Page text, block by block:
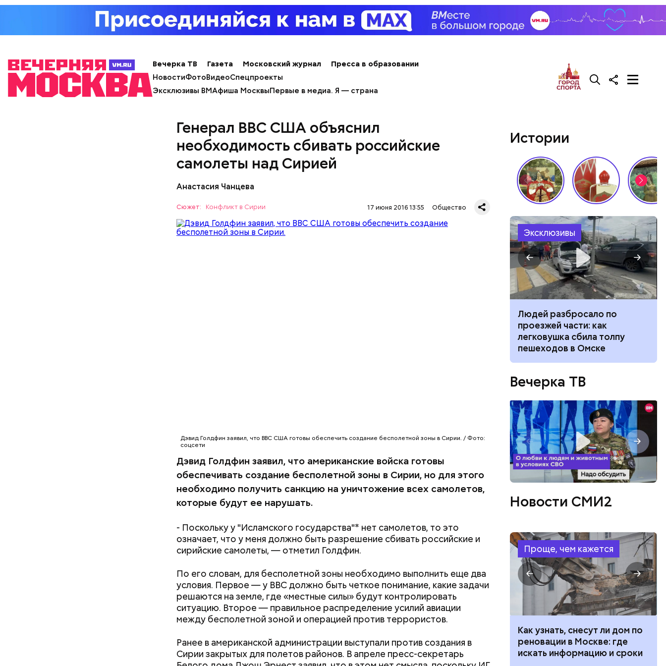
Вечерка ТВ Газета Московский журнал
Пресса в образовании
НовостиФотоВидеоСпецпроекты
Эксклюзивы ВМАфиша МосквыПервые в медиа. Я — страна
Генерал ВВС США объяснил
необходимость сбивать российские
самолеты над Сирией
Анастасия Чанцева
Сюжет: Конфликт в Сирии 17 июня 2016 13:55 Общество
Дэвид Голдфин заявил, что ВВС США готовы обеспечить создание бесполетной зоны в Сирии. / Фото:
соцсети
Дэвид Голдфин заявил, что американские войска готовы
обеспечивать создание бесполетной зоны в Сирии, но для этого
необходимо получить санкцию на уничтожение всех самолетов,
которые будут ее нарушать.
- Поскольку у "Исламского государства"* нет самолетов, то это
означает, что у меня должно быть разрешение сбивать российские и
сирийские самолеты, — отметил Голдфин.
По его словам, для бесполетной зоны необходимо выполнить еще два
условия. Первое — у ВВС должно быть четкое понимание, какие задачи
решаются на земле, где «местные силы» будут контролировать
ситуацию. Второе — правильное распределение усилий авиации
между бесполетной зоной и операцией против террористов.
Ранее в американской администрации выступали против создания в
Сирии закрытых для полетов районов. В апреле пресс-секретарь
Как рассказывает Житие, преподобный родился в городке Патаре. С
решение посвятить свою жизнь Богу. Целыми днями отрок проводил в
храме, а по вечерам молился и читал книги. Его дядя, епископ Николай
Патарский, видя такое усердие, сделал юношу чтецом, а затем и
возвел в сан священника. Все богатства, полученные в наследство от
родителей, Николай отдал на дела милосердия. Со временем Николай
христианства. Ему также приписывают разрушение нескольких
языческих храмов и чудеса, творимые силой молитвы. Этот человек
А еще, удержав меч палача, святой Николай спас от смерти трех
мужей, невинно осужденных корыстолюбивым градоначальником.
Салат из сельдерея и картофеля с яблоками
салатная заправка.
Истории
Эксклюзивы
Людей разбросало по
проезжей части: как
легковушка сбила толпу
пешеходов в Омске
Вечерка ТВ
Новости СМИ2
Проще, чем кажется
не получить штраф
рублей от государства при
трудной ситуации: кто может
Как узнать, снесут ли дом по
реновации в Москве: где
искать информацию и сроки